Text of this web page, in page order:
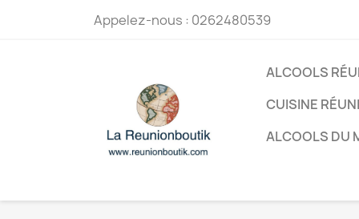
Appelez-nous : 0262480539
ALCOOLS
CUISINE
ALCOOLS DU